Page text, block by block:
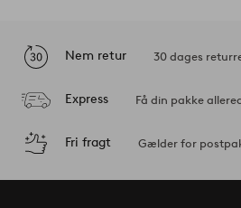
Nem retur 30 dages
Express Få din pakke
Fri fragt Gælder for